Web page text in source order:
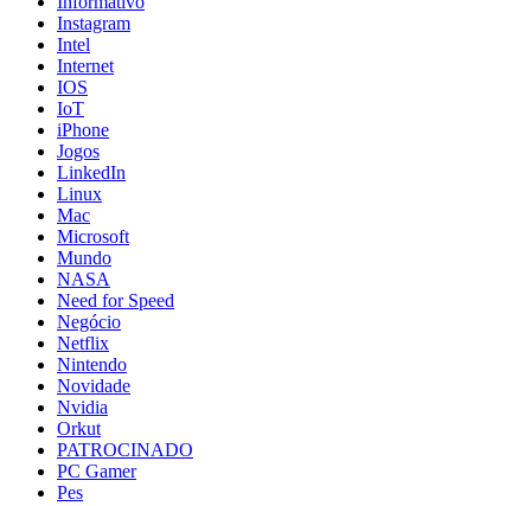
Instagram
Intel
Internet
IOS
IoT
iPhone
Jogos
LinkedIn
Linux
Mac
Microsoft
Mundo
NASA
Need for Speed
Negócio
Netflix
Nintendo
Novidade
Nvidia
Orkut
PATROCINADO
PC Gamer
Pes